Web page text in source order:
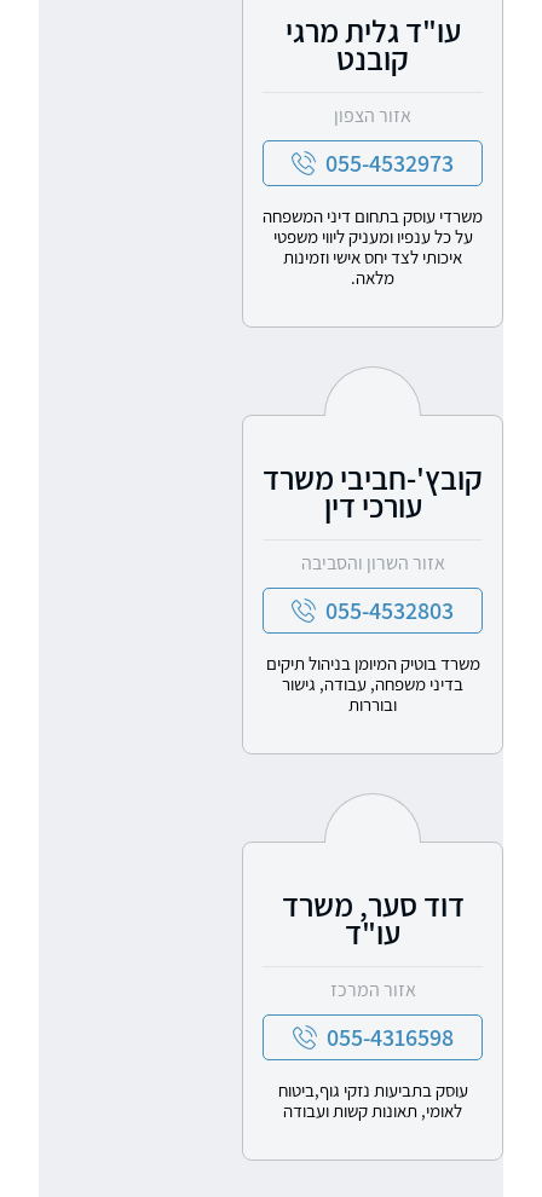
עו"ד גלית מרגי
קובנט
אזור הצפון
055-4532973
משרדי עוסק בתחום דיני המשפחה
על כל ענפיו ומעניק ליווי משפטי
איכותי לצד יחס אישי וזמינות
מלאה.
קובץ'-חביבי משרד
עורכי דין
אזור השרון והסביבה
055-4532803
משרד בוטיק המיומן בניהול תיקים
בדיני משפחה, עבודה, גישור
ובוררות
דוד סער, משרד
עו"ד
אזור המרכז
055-4316598
עוסק בתביעות נזקי גוף,ביטוח
לאומי, תאונות קשות ועבודה